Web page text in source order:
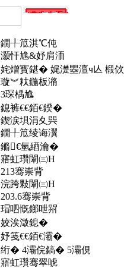
鐗╀笟淇℃伅
灏忓尯&妤肩洏
姹熷寳鍖� 娓濋瞾澶ч亾 椴
璇︾粏鍦板潃
3琛楀尯
鎴裤€€銆€鍨�
鍥涙埧涓夊巺
鐗╀笟绫诲瀷
鏅€氫綇瀹�
寤虹瓚闈㈢Н
213骞崇背
浣跨敤闈㈢Н
203.6骞崇背
瑁呬慨鎯呭喌
姣涘澂鎴�
妤笺€€銆€灞�
绗� 4灞俒鎬� 5灞俔
寤虹瓚骞翠唬